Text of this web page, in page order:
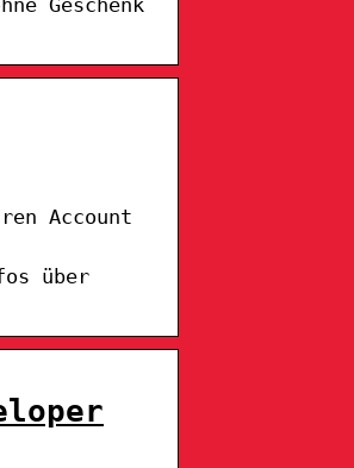
Account
über